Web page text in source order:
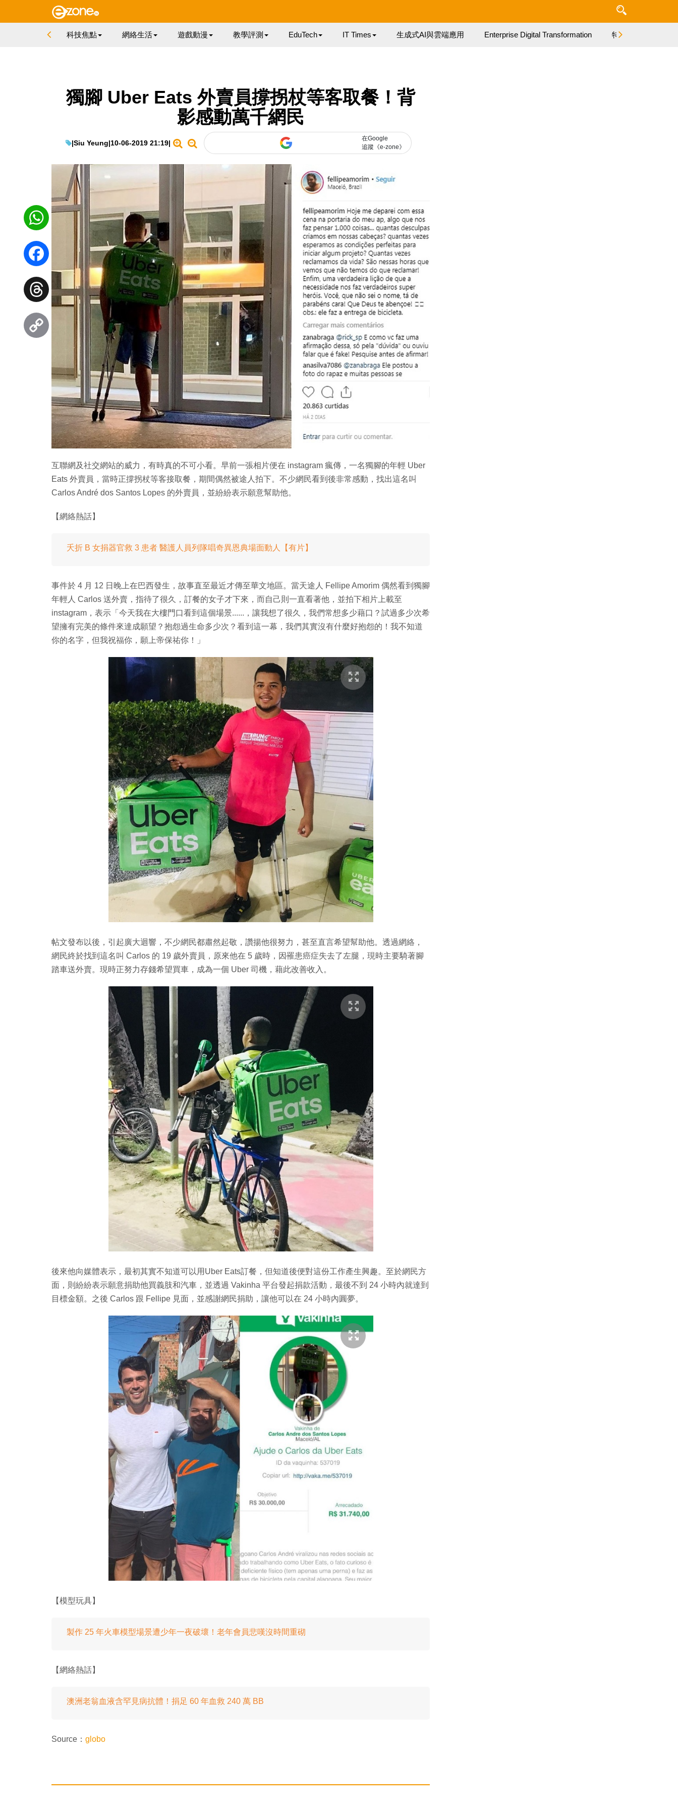
科技焦點 網絡生活 遊戲動漫 教學評測 EduTech IT Times 生成式AI與雲端應用 Enterprise Digital Transformation 特集
獨腳 Uber Eats 外賣員撐拐杖等客取餐！背
影感動萬千網民
|Siu Yeung|10-06-2019 21:19|
在Google
追蹤《e-zone》
互聯網及社交網站的威力，有時真的不可小看。早前一張相片便在 instagram 瘋傳，一名獨腳的年輕 Uber
Eats 外賣員，當時正撐拐杖等客接取餐，期間偶然被途人拍下。不少網民看到後非常感動，找出這名叫
Carlos André dos Santos Lopes 的外賣員，並紛紛表示願意幫助他。
【網絡熱話】
夭折 B 女捐器官救 3 患者 醫護人員列隊唱奇異恩典場面動人【有片】
事件於 4 月 12 日晚上在巴西發生，故事直至最近才傳至華文地區。當天途人 Fellipe Amorim 偶然看到獨腳
年輕人 Carlos 送外賣，指待了很久，訂餐的女子才下來，而自己則一直看著他，並拍下相片上載至
instagram，表示「今天我在大樓門口看到這個場景......，讓我想了很久，我們常想多少藉口？試過多少次希
望擁有完美的條件來達成願望？抱怨過生命多少次？看到這一幕，我們其實沒有什麼好抱怨的！我不知道
你的名字，但我祝福你，願上帝保祐你！」
帖文發布以後，引起廣大迴響，不少網民都肅然起敬，讚揚他很努力，甚至直言希望幫助他。透過網絡，
網民終於找到這名叫 Carlos 的 19 歲外賣員，原來他在 5 歲時，因罹患癌症失去了左腿，現時主要騎著腳
踏車送外賣。現時正努力存錢希望買車，成為一個 Uber 司機，藉此改善收入。
後來他向媒體表示，最初其實不知道可以用Uber Eats訂餐，但知道後便對這份工作產生興趣。至於網民方
面，則紛紛表示願意捐助他買義肢和汽車，並透過 Vakinha 平台發起捐款活動，最後不到 24 小時內就達到
目標金額。之後 Carlos 跟 Fellipe 見面，並感謝網民捐助，讓他可以在 24 小時內圓夢。
【模型玩具】
製作 25 年火車模型場景遭少年一夜破壞！老年會員悲嘆沒時間重砌
【網絡熱話】
澳洲老翁血液含罕見病抗體！捐足 60 年血救 240 萬 BB
Source： globo
WhatsApp
Facebook
Threads
Link